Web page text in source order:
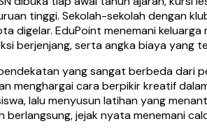
tinggi. Sekolah-sekolah dengan
digelar. EduPoint menemani
berjenjang, serta angka biaya yang
yang sangat berbeda dari
menghargai cara berpikir kreatif
lalu menyusun latihan yang
jejak nyata menemani